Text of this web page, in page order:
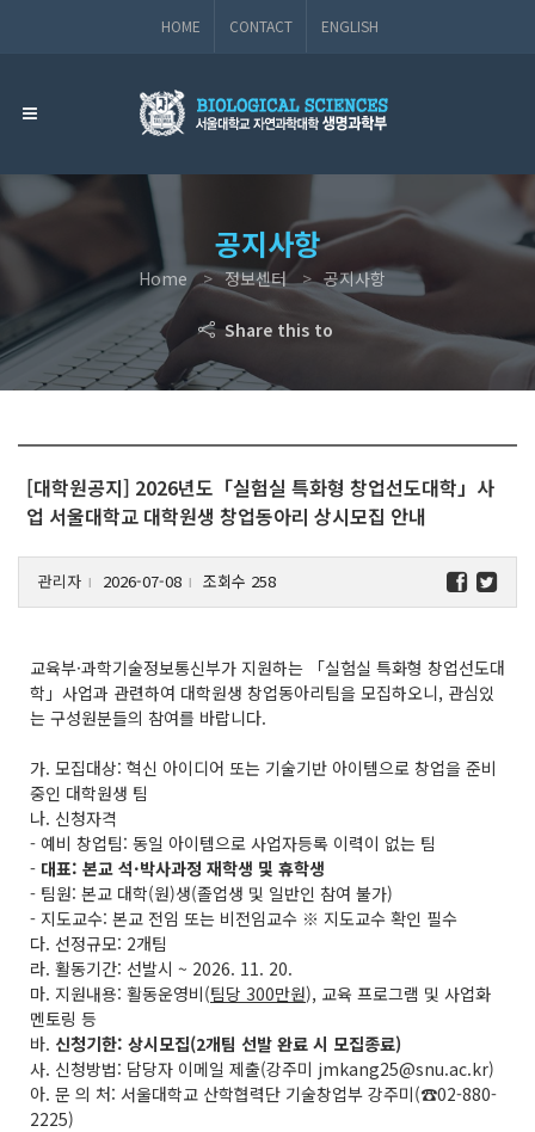
HOME CONTACT ENGLISH
공지사항
Home 정보센터 공지사항
Share this to
[대학원공지] 2026년도「실험실 특화형 창업선도대학」사
업 서울대학교 대학원생 창업동아리 상시모집 안내
관리자 l 2026-07-08 l 조회수 258
교육부·과학기술정보통신부가 지원하는 「실험실 특화형 창업선도대
학」사업과 관련하여 대학원생 창업동아리팀을 모집하오니, 관심있
는 구성원분들의 참여를 바랍니다.
가. 모집대상: 혁신 아이디어 또는 기술기반 아이템으로 창업을 준비
중인 대학원생 팀
나. 신청자격
- 예비 창업팀: 동일 아이템으로 사업자등록 이력이 없는 팀
- 대표: 본교 석·박사과정 재학생 및 휴학생
- 팀원: 본교 대학(원)생(졸업생 및 일반인 참여 불가)
- 지도교수: 본교 전임 또는 비전임교수 ※ 지도교수 확인 필수
다. 선정규모: 2개팀
라. 활동기간: 선발시 ~ 2026. 11. 20.
마. 지원내용: 활동운영비(팀당 300만원), 교육 프로그램 및 사업화
멘토링 등
바. 신청기한: 상시모집(2개팀 선발 완료 시 모집종료)
사. 신청방법: 담당자 이메일 제출(강주미 jmkang25@snu.ac.kr)
아. 문 의 처: 서울대학교 산학협력단 기술창업부 강주미(☎02-880-
2225)